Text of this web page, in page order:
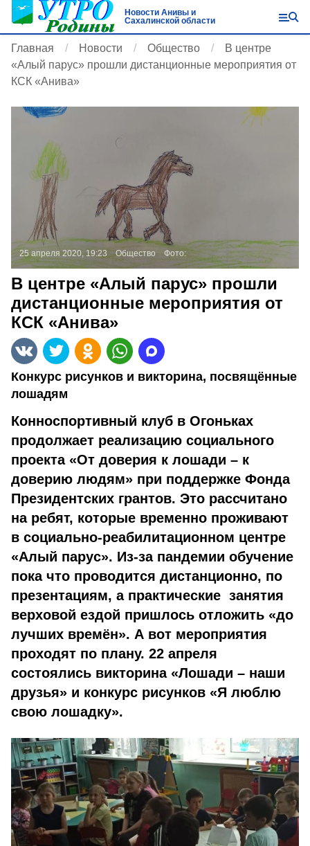
Новости Анивы и
Сахалинской области
Главная Новости Общество
В центре
«Алый парус» прошли дистанционные мероприятия от
КСК «Анива»
25 апреля 2020, 19:23 Общество Фото:
В центре «Алый парус» прошли
дистанционные мероприятия от
КСК «Анива»
Конкурс рисунков и викторина, посвящённые
лошадям
Конноспортивный клуб в Огоньках
продолжает реализацию социального
проекта «От доверия к лошади – к
доверию людям» при поддержке Фонда
Президентских грантов. Это рассчитано
на ребят, которые временно проживают
в социально-реабилитационном центре
«Алый парус». Из-за пандемии обучение
пока что проводится дистанционно, по
презентациям, а практические занятия
верховой ездой пришлось отложить «до
лучших времён». А вот мероприятия
проходят по плану. 22 апреля
состоялись викторина «Лошади – наши
друзья» и конкурс рисунков «Я люблю
свою лошадку».